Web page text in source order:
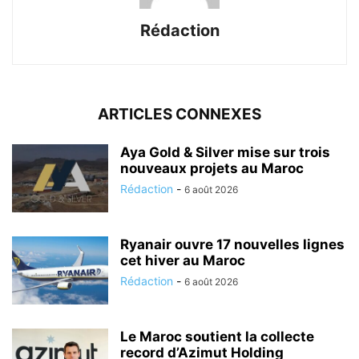
Rédaction
ARTICLES CONNEXES
Aya Gold & Silver mise sur trois
nouveaux projets au Maroc
Rédaction - 6 août 2026
Ryanair ouvre 17 nouvelles lignes
cet hiver au Maroc
Rédaction - 6 août 2026
Le Maroc soutient la collecte
record d’Azimut Holding